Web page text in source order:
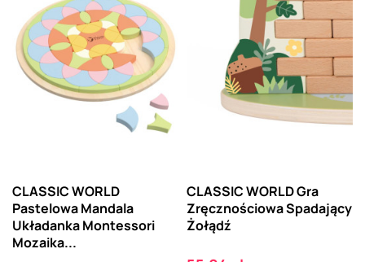
CLASSIC WORLD
Pastelowa Mandala
Układanka Montessori
Mozaika...
CLASSIC WORLD Gra
Zręcznościowa Spadający
Żołądź